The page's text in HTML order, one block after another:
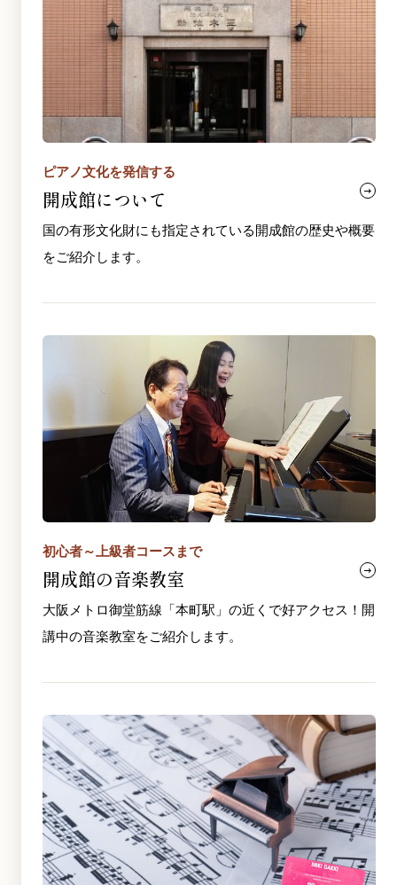
ピアノ文化を発信する
開成館について
国の有形文化財にも指定されている開成館の歴史や概要
をご紹介します。
初心者～上級者コースまで
開成館の音楽教室
大阪メトロ御堂筋線「本町駅」の近くで好アクセス！開
講中の音楽教室をご紹介します。